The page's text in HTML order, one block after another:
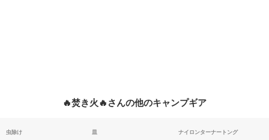
🔥焚き火🔥さんの他のキャンプギア
虫除け 皿 ナイロンターナートング